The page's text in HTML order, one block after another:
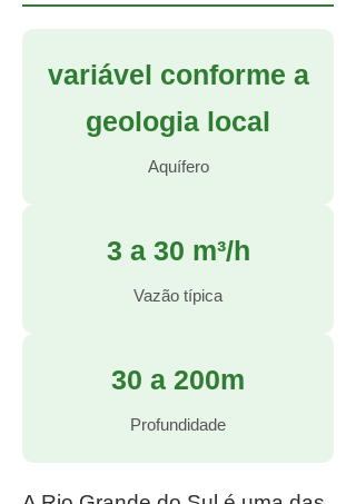
variável conforme a
geologia local
Aquífero
3 a 30 m³/h
Vazão típica
30 a 200m
Profundidade